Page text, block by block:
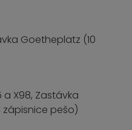
Goetheplatz (10
a X98, Zastávka
zápisnice pešo)